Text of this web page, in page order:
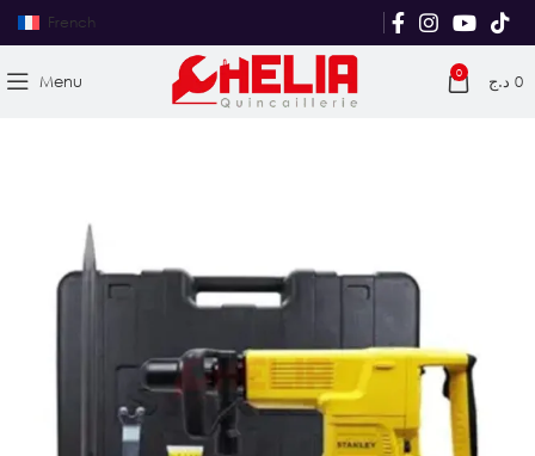
French
Menu 0 0 د.ج